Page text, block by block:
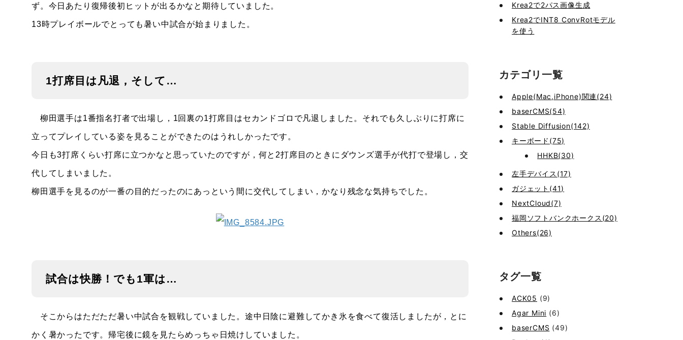
ず。今日あたり復帰後初ヒットが出るかなと期待していました。
13時プレイボールでとっても暑い中試合が始まりました。
1打席目は凡退，そして…
柳田選手は1番指名打者で出場し，1回裏の1打席目はセカンドゴロで凡退しました。それでも久しぶりに打席に
立ってプレイしている姿を見ることができたのはうれしかったです。
今日も3打席くらい打席に立つかなと思っていたのですが，何と2打席目のときにダウンズ選手が代打で登場し，交
代してしまいました。
柳田選手を見るのが一番の目的だったのにあっという間に交代してしまい，かなり残念な気持ちでした。
試合は快勝！でも1軍は…
そこからはただただ暑い中試合を観戦していました。途中日陰に避難してかき氷を食べて復活しましたが，とに
かく暑かったです。帰宅後に鏡を見たらめっちゃ日焼けしていました。
Krea2で2パス画像生成
Krea2でINT8 ConvRotモデル
を使う
カテゴリ一覧
Apple(Mac,iPhone)関連(24)
baserCMS(54)
Stable Diffusion(142)
キーボード(75)
HHKB(30)
左手デバイス(17)
ガジェット(41)
NextCloud(7)
福岡ソフトバンクホークス(20)
Others(26)
タグ一覧
ACK05 (9)
Agar Mini (6)
baserCMS (49)